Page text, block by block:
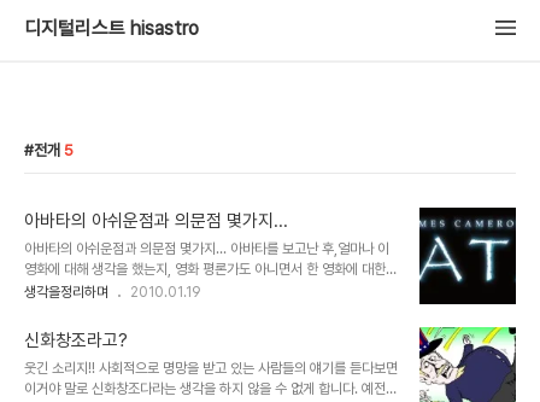
디지털리스트 hisastro
전개 5
아바타의 아쉬운점과 의문점 몇가지...
아바타의 아쉬운점과 의문점 몇가지... 아바타를 보고난 후,얼마나 이
영화에 대해 생각을 했는지, 영화 평론가도 아니면서 한 영화에 대한
포스트를 몇차례에 걸쳐 발행을 하게되네요. 이번이 벌써 4번째 입니
군요. ^^ 사실 아바타에 대한 글에 있어서는 "아바타, 생각의 분화를
일으키는 마법!"이란 제목으로 썼던 세번째 글이 이곳 블로그에서 발
행했던 글들중 그 중심이라고 할 수 있습니다. 그런데, 많은 생각을 하
고 스스로 그만큼 심혈을 기울여 쓴 만큼, 많은 분들과 아바타에 대한
생각을정리하며 2010.01.19
신화창조라고?
웃긴 소리지!! 사회적으로 명망을 받고 있는 사람들의 얘기를 듣다보면
이거야 말로 신화창조다라는 생각을 하지 않을 수 없게 합니다. 예전